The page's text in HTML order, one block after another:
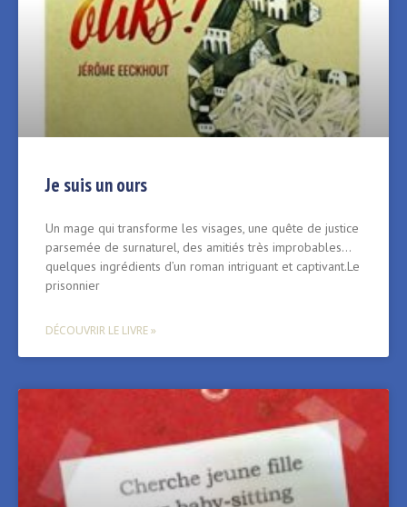
Je suis un ours
Un mage qui transforme les visages, une quête de justice
parsemée de surnaturel, des amitiés très improbables…
quelques ingrédients d’un roman intriguant et captivant.Le
prisonnier
DÉCOUVRIR LE LIVRE »